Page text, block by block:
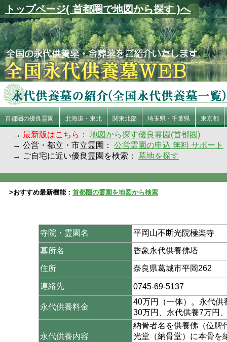
トップページ( 首都圏で地図から探す )へ
首都圏の優良霊園 北海道・東北 関東北部 埼玉県・千葉県 東京都
→ 最新版はこちら：
地図から探す優良霊園(首都圏)
→ 公営・都立・市立霊園： 公営霊園の申込 無料 サポート
→ ご自宅に近い優良霊園を検索： 墓地を探す
>おすすめ最新機能： 首都圏の霊園を地図から検索
寺院・霊園名 平岡山不断光院極楽寺
墓所名 香象永代供養佛塔
住所 奈良県葛城市平岡262
連絡先 0745-69-5137
永代供養料金
40万円（一体）。永代供
30万円、永代供養7万円
永代供養内容
納骨者名を供養佛（位牌
光堂（納骨堂）に本骨を